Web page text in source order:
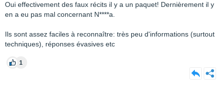
Oui effectivement des faux récits il y a un paquet! Dernièrement il y
en a eu pas mal concernant N****a.
Ils sont assez faciles à reconnaître: très peu d'informations (surtout
techniques), réponses évasives etc
1